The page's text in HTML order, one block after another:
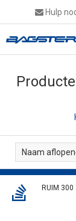
Hulp
Naam
RUIM 300